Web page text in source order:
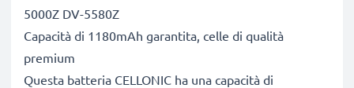
5000Z DV-5580Z
Capacità di 1180mAh garantita, celle di qualità
premium
Questa batteria CELLONIC ha una capacità di